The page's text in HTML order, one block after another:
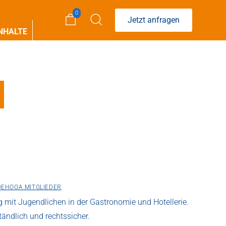
0
Jetzt anfragen
MITGLIEDER
Jugendlichen in der Gastronomie und Hotellerie.
und rechtssicher.